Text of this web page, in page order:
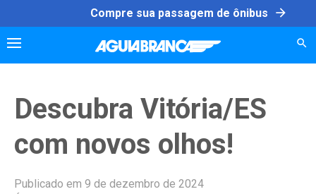
to
content
Compre sua passagem de ônibus arrow_forward
Descubra Vitória/ES
com novos olhos!
Publicado em 9 de dezembro de 2024